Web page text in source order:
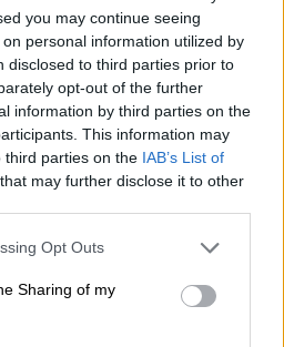
you may continue seeing
personal information utilized by
disclosed to third parties prior to
opt-out of the further
information by third parties on the
This information may
third parties on the IAB’s List of
that may further disclose it to other
app uses one or more Google
behaviour. You may click to
and its third-party tags to
purposes in below Google
Opt Outs
Sharing of my
ο οποίος ζούσε τα
στον Πλατανιά και
στις ελιές ή στην
μήνες,είχε
του από κουταβάκι και
πάρα πολύ.
στο χωριό, βρίσκεται
σε ένα παλιό
δε λειτουργούσε. Του